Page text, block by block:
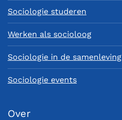
Sociologie studeren
Werken als socioloog
Sociologie in de samenleving
Sociologie events
Over